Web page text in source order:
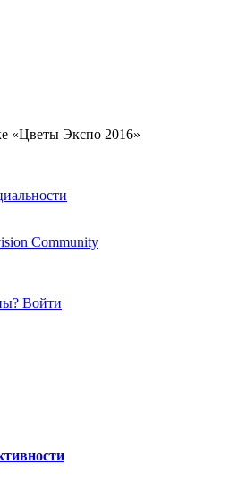
«Цветы Экспо 2016»
Community
Войти